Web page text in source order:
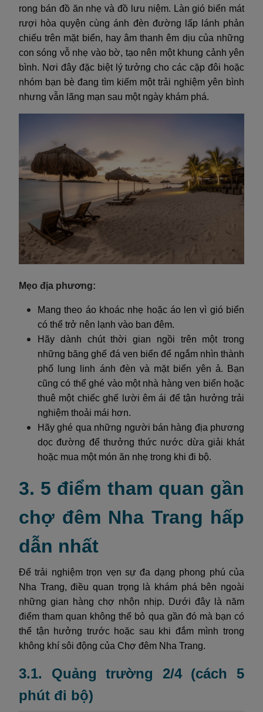
rong bán đồ ăn nhẹ và đồ lưu niệm. Làn gió biển mát
rượi hòa quyện cùng ánh đèn đường lấp lánh phản
chiếu trên mặt biển, hay âm thanh êm dịu của những
con sóng vỗ nhẹ vào bờ, tạo nên một khung cảnh yên
bình. Nơi đây đặc biệt lý tưởng cho các cặp đôi hoặc
nhóm bạn bè đang tìm kiếm một trải nghiệm yên bình
nhưng vẫn lãng mạn sau một ngày khám phá.
Mẹo địa phương:
Mang theo áo khoác nhẹ hoặc áo len vì gió biển
có thể trở nên lạnh vào ban đêm.
Hãy dành chút thời gian ngồi trên một trong
những băng ghế đá ven biển để ngắm nhìn thành
phố lung linh ánh đèn và mặt biển yên ả. Bạn
cũng có thể ghé vào một nhà hàng ven biển hoặc
thuê một chiếc ghế lười êm ái để tận hưởng trải
nghiệm thoải mái hơn.
Hãy ghé qua những người bán hàng địa phương
dọc đường để thưởng thức nước dừa giải khát
hoặc mua một món ăn nhẹ trong khi đi bộ.
3. 5 điểm tham quan gần
chợ đêm Nha Trang hấp
dẫn nhất
Để trải nghiệm trọn vẹn sự đa dạng phong phú của
Nha Trang, điều quan trọng là khám phá bên ngoài
những gian hàng chợ nhộn nhịp. Dưới đây là năm
điểm tham quan không thể bỏ qua gần đó mà bạn có
thể tận hưởng trước hoặc sau khi đắm mình trong
không khí sôi động của Chợ đêm Nha Trang.
3.1. Quảng trường 2/4 (cách 5
phút đi bộ)